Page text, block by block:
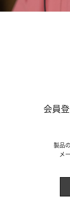
会員
製品
メ